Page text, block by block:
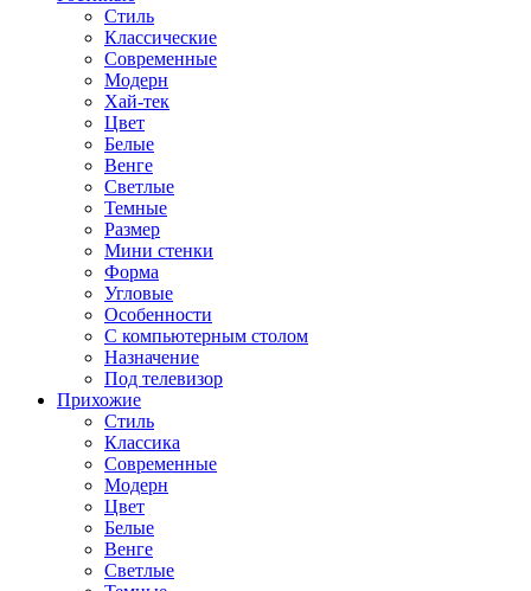
Стиль
Классические
Современные
Модерн
Хай-тек
Цвет
Белые
Венге
Светлые
Темные
Размер
Мини стенки
Форма
Угловые
Особенности
С компьютерным столом
Назначение
Под телевизор
Прихожие
Стиль
Классика
Современные
Модерн
Цвет
Белые
Венге
Светлые